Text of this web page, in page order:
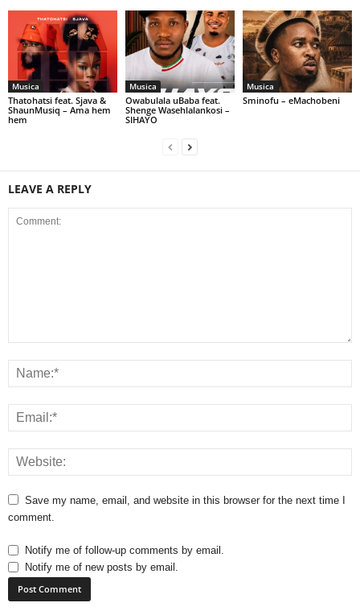
Musica
Thatohatsi feat. Sjava &
ShaunMusiq – Ama hem
hem
Musica
Owabulala uBaba feat.
Shenge Wasehlalankosi –
SIHAYO
Musica
Sminofu – eMachobeni
LEAVE A REPLY
Save my name, email, and website in this browser for the next time I
comment.
Notify me of follow-up comments by email.
Notify me of new posts by email.